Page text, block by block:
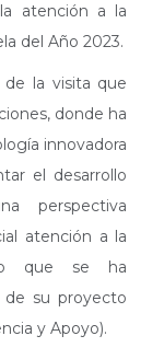
atención a la
del Año 2023.
la visita que
donde ha
innovadora
el desarrollo
perspectiva
atención a la
que se ha
su proyecto
y Apoyo).